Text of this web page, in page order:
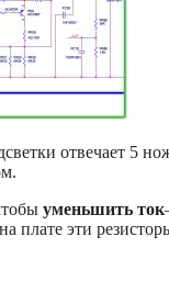
отвечает 5
уменьшить ток
плате эти